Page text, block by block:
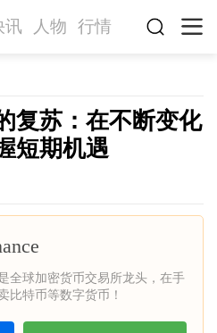
讯 人物 行情
复苏：在不断变化
短期机遇
全球加密货币交易所龙头，在手
比特币等数字货币！